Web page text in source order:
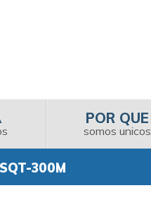
POR QUE
somos unicos
300M